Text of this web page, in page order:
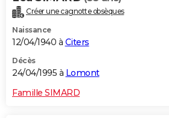
Créer une cagnotte obsèques
Naissance
12/04/1940 à Citers
Décès
24/04/1995 à Lomont
Famille SIMARD